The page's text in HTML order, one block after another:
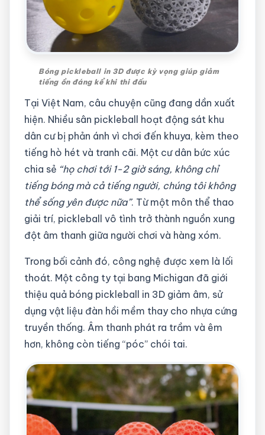
Bóng pickleball in 3D được kỳ vọng giúp giảm
tiếng ồn đáng kể khi thi đấu
Tại Việt Nam, câu chuyện cũng đang dần xuất
hiện. Nhiều sân pickleball hoạt động sát khu
dân cư bị phản ánh vì chơi đến khuya, kèm theo
tiếng hò hét và tranh cãi. Một cư dân bức xúc
chia sẻ “họ chơi tới 1-2 giờ sáng, không chỉ
tiếng bóng mà cả tiếng người, chúng tôi không
thể sống yên được nữa”. Từ một môn thể thao
giải trí, pickleball vô tình trở thành nguồn xung
đột âm thanh giữa người chơi và hàng xóm.
Trong bối cảnh đó, công nghệ được xem là lối
thoát. Một công ty tại bang Michigan đã giới
thiệu quả bóng pickleball in 3D giảm âm, sử
dụng vật liệu đàn hồi mềm thay cho nhựa cứng
truyền thống. Âm thanh phát ra trầm và êm
hơn, không còn tiếng “póc” chói tai.